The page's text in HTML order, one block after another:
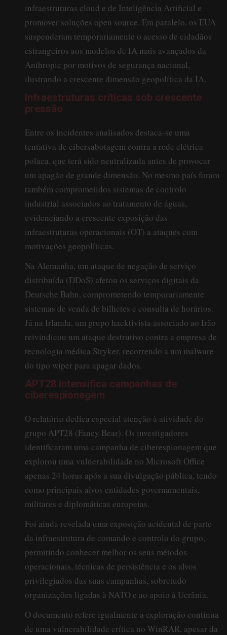
infraestruturas cloud e de Inteligência Artificial e
promover soluções open source. Em paralelo, os EUA
suspenderam temporariamente o acesso de cidadãos
estrangeiros aos modelos de IA mais avançados da
Anthropic por motivos de segurança nacional,
ilustrando a crescente dimensão geopolítica da IA.
Infraestruturas críticas sob crescente
pressão
Entre os incidentes analisados destaca-se uma
tentativa de cibersabotagem contra a rede elétrica
polaca, que terá sido neutralizada antes de provocar
um apagão de grande dimensão. No mesmo país foram
também comprometidos sistemas de controlo
industrial associados ao tratamento de águas,
evidenciando a crescente exposição das
infraestruturas operacionais (OT) a ataques com
motivações geopolíticas.
Na Alemanha, um ataque de negação de serviço
distribuída (DDoS) afetou os serviços digitais da
Deutsche Bahn, comprometendo temporariamente
sistemas de venda de bilhetes e consulta de horários.
Já na Irlanda, um grupo hacktivista associado ao Irão
reivindicou um ataque destrutivo contra a empresa de
tecnologia médica Stryker, recorrendo a um malware
do tipo wiper para apagar dados.
APT28 intensifica campanhas de
ciberespionagem
O relatório dedica especial atenção à atividade do
grupo APT28 (Fancy Bear). Os investigadores
identificaram uma campanha de ciberespionagem que
explorou uma vulnerabilidade no Microsoft Office
apenas 24 horas após a sua divulgação pública, tendo
como principais alvos entidades governamentais,
militares e diplomáticas europeias.
Foi ainda revelada uma exposição acidental de parte
da infraestrutura de comando e controlo do grupo,
permitindo conhecer melhor os seus métodos
operacionais, técnicas de persistência e os alvos
privilegiados das suas campanhas, sobretudo
organizações ligadas à NATO e ao apoio à Ucrânia.
O documento refere igualmente a exploração contínua
de uma vulnerabilidade crítica no WinRAR, apesar da